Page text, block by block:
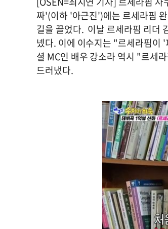
짜'(이하 '아근진')에는 르세라핌
길을 끌었다. 이날 르세라핌 리더
넸다. 이에 이수지는 "르세라핌이
셜 MC인 배우 강소라 역시 "르세
드러냈다.